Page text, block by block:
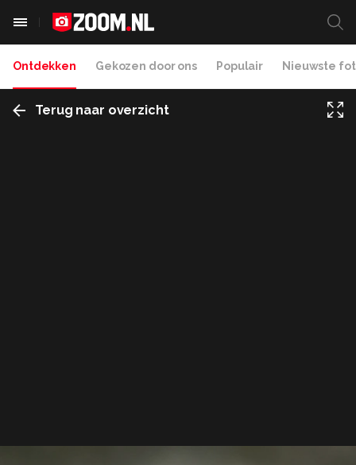
Ontdekken Gekozen door ons Populair Nieuwste
Terug naar overzicht